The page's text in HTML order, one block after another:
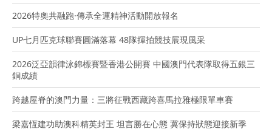
2026特奧共融跑·傳承全運精神活動開放報名
UP七月匹克球聯賽圓滿落幕 48隊揮拍競技展現風采
2026泛亞韻律泳錦標賽暨香港公開賽 中國澳門代表隊取得五銀三
銅成績
跨越屋脊的澳門力量：三將征戰西藏跨喜馬拉雅極限單車賽
梁嘉恆建功助澳科精英封王 坦言勝在心態 冀保持狀態迎接新季